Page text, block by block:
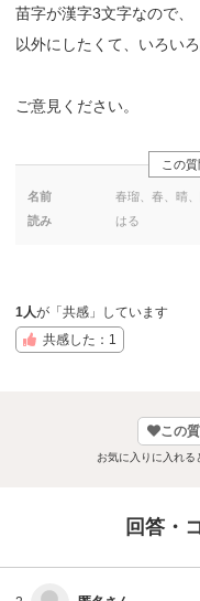
苗字が漢字3文字なので
以外にしたくて、いろい
ご意見ください。
この
名前
春瑠、春、晴
読み
はる
1人が「共感」しています
共感した：1
この
お気に入りに入れる
回答・